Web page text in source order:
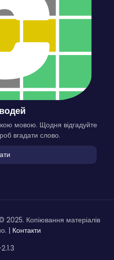
мовою. Щодня відгадуйте
вгадати слово.
2025. Копіювання матеріалів
| Контакти